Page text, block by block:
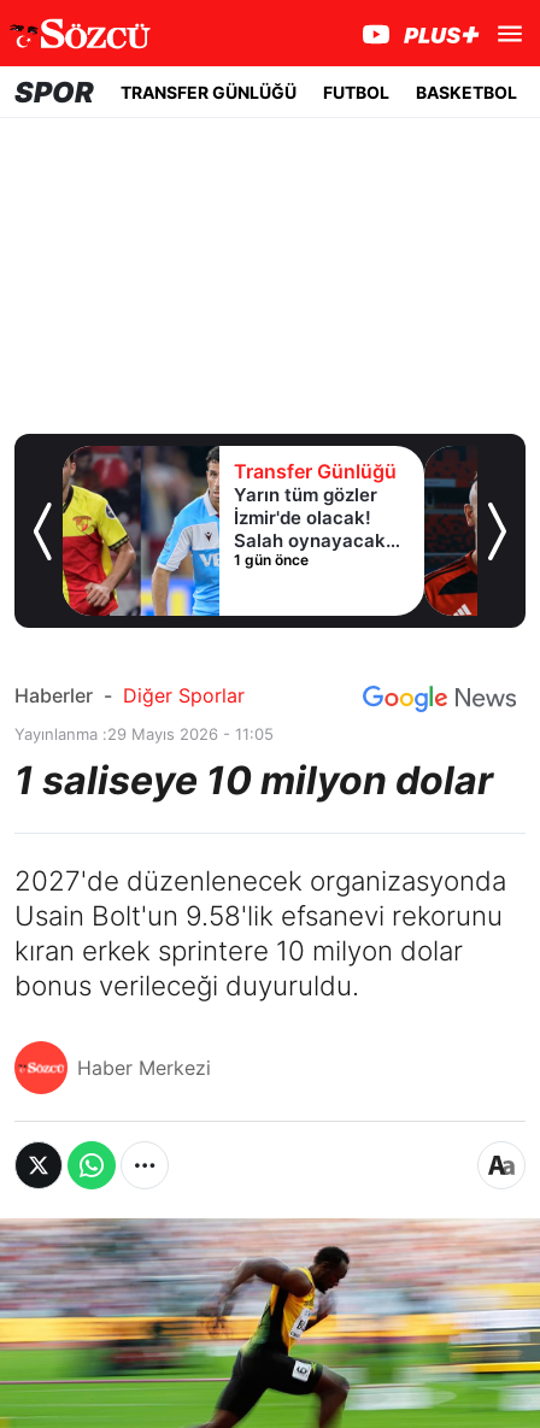
SPOR TRANSFER GÜNLÜĞÜ FUTBOL BASKETBOL
Transfer Günlüğü
Yarın tüm gözler
İzmir'de olacak!
Salah oynayacak
mı?
1 gün önce
Haberler - Diğer Sporlar
Yayınlanma :29 Mayıs 2026 - 11:05
1 saliseye 10 milyon dolar
2027'de düzenlenecek organizasyonda
Usain Bolt'un 9.58'lik efsanevi rekorunu
kıran erkek sprintere 10 milyon dolar
bonus verileceği duyuruldu.
Haber Merkezi